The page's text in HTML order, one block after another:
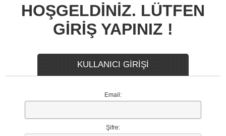
HOŞGELDİNİZ. LÜTFEN
GİRİŞ YAPINIZ !
KULLANICI GİRİŞİ
Email:
Şifre: